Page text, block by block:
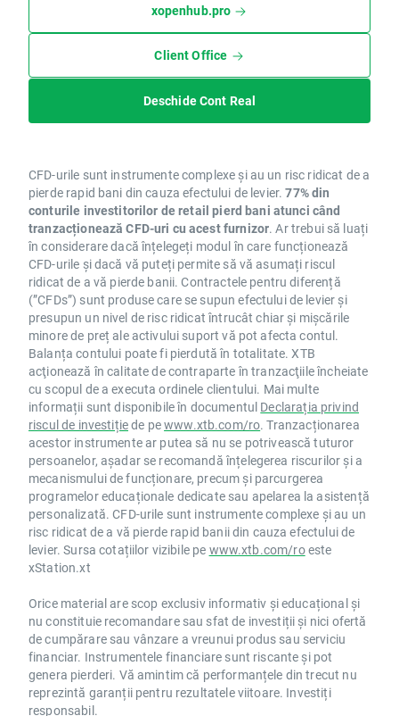
xopenhub.pro
Client Office
Deschide Cont Real
CFD-urile sunt instrumente complexe și au un risc ridicat de a
pierde rapid bani din cauza efectului de levier.77% din
conturile investitorilor de retail pierd bani atunci când
tranzacționează CFD-uri cu acest furnizor. Ar trebui să luați
în considerare dacă înțelegeți modul în care funcționează
CFD-urile și dacă vă puteți permite să vă asumați riscul
ridicat de a vă pierde banii. Contractele pentru diferență
(”CFDs”) sunt produse care se supun efectului de levier și
presupun un nivel de risc ridicat întrucât chiar și mișcările
minore de preț ale activului suport vă pot afecta contul.
Balanța contului poate fi pierdută în totalitate. XTB
acţionează în calitate de contraparte în tranzacţiile încheiate
cu scopul de a executa ordinele clientului. Mai multe
informații sunt disponibile în documentul Declarația privind
riscul de investițiede pewww.xtb.com/ro. Tranzacționarea
acestor instrumente ar putea să nu se potrivească tuturor
persoanelor, așadar se recomandă înțelegerea riscurilor și a
mecanismului de funcționare, precum și parcurgerea
programelor educaționale dedicate sau apelarea la asistență
personalizată. CFD-urile sunt instrumente complexe și au un
risc ridicat de a vă pierde rapid banii din cauza efectului de
levier. Sursa cotațiilor vizibile pe www.xtb.com/roeste
xStation.xt
Orice material are scop exclusiv informativ și educațional și
nu constituie recomandare sau sfat de investiții și nici ofertă
de cumpărare sau vânzare a vreunui produs sau serviciu
financiar. Instrumentele financiare sunt riscante și pot
genera pierderi. Vă amintim că performanțele din trecut nu
reprezintă garanții pentru rezultatele viitoare. Investiți
responsabil.